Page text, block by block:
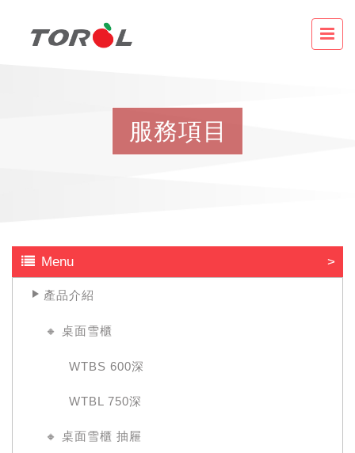
服務項目
Menu
產品介紹
🔸 桌面雪櫃
WTBS 600深
WTBL 750深
🔸 桌面雪櫃 抽屜